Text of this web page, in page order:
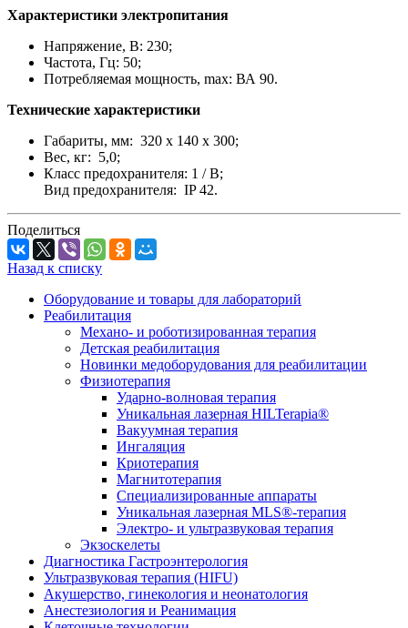
Характеристики электропитания
Напряжение, В: 230;
Частота, Гц: 50;
Потребляемая мощность, max: ВА 90.
Технические характеристики
Габариты, мм: 320 x 140 x 300;
Вес, кг: 5,0;
Класс предохранителя: 1 / B;
Вид предохранителя: IP 42.
Поделиться
Назад к списку
Оборудование и товары для лабораторий
Реабилитация
Механо- и роботизированная терапия
Детская реабилитация
Новинки медоборудования для реабилитации
Физиотерапия
Ударно-волновая терапия
Уникальная лазерная HILTerapia®
Вакуумная терапия
Ингаляция
Криотерапия
Магнитотерапия
Специализированные аппараты
Уникальная лазерная MLS®-терапия
Электро- и ультразвуковая терапия
Экзоскелеты
Диагностика Гастроэнтерология
Ультразвуковая терапия (HIFU)
Акушерство, гинекология и неонатология
Анестезиология и Реанимация